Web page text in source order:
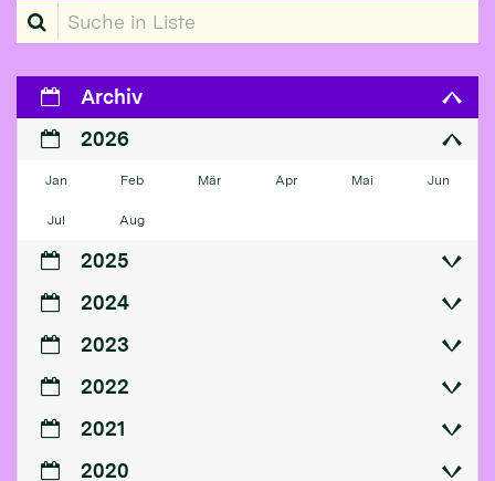
Suche in Liste
Archiv
2026
Jan Feb Mär Apr Mai Jun
Jul Aug
2025
2024
2023
2022
2021
2020